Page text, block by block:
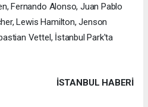
Fernando Alonso, Juan Pablo
Lewis Hamilton, Jenson
Vettel, İstanbul Park'ta
İSTANBUL HABERİ